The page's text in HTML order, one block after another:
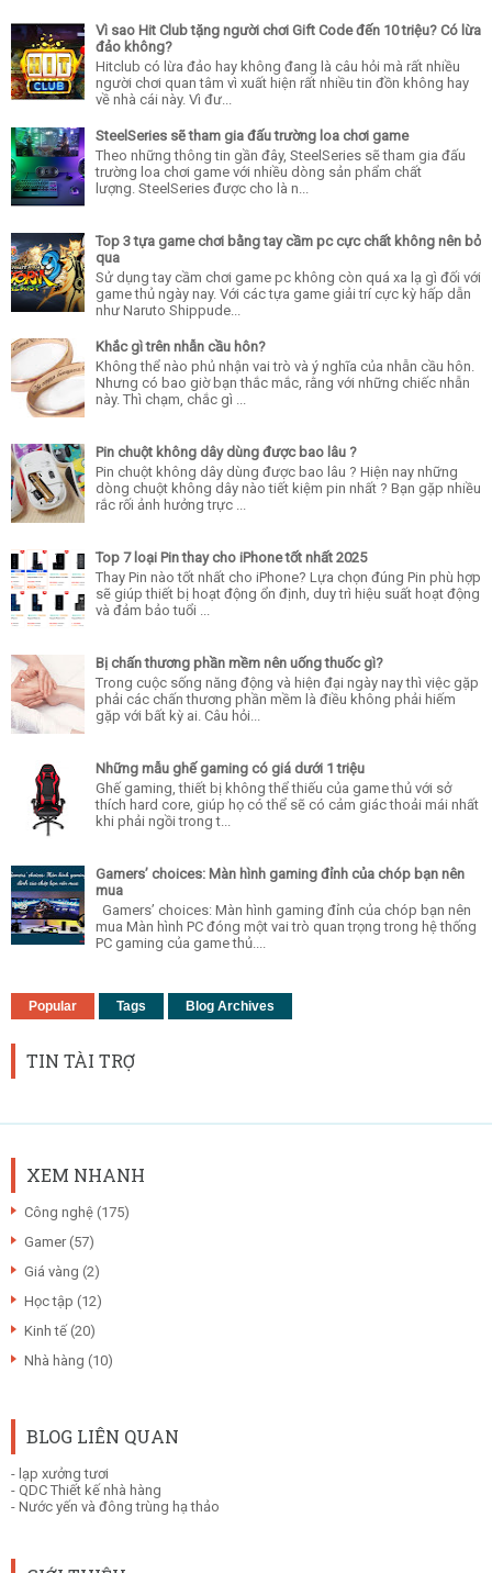
Vì sao Hit Club tặng người chơi Gift Code đến 10 triệu? Có lừa
đảo không?
Hitclub có lừa đảo hay không đang là câu hỏi mà rất nhiều
người chơi quan tâm vì xuất hiện rất nhiều tin đồn không hay
về nhà cái này. Vì đư...
SteelSeries sẽ tham gia đấu trường loa chơi game
Theo những thông tin gần đây, SteelSeries sẽ tham gia đấu
trường loa chơi game với nhiều dòng sản phẩm chất
lượng. SteelSeries được cho là n...
Top 3 tựa game chơi bằng tay cầm pc cực chất không nên bỏ
qua
Sử dụng tay cầm chơi game pc không còn quá xa lạ gì đối với
game thủ ngày nay. Với các tựa game giải trí cực kỳ hấp dẫn
như Naruto Shippude...
Khắc gì trên nhẫn cầu hôn?
Không thể nào phủ nhận vai trò và ý nghĩa của nhẫn cầu hôn.
Nhưng có bao giờ bạn thắc mắc, rằng với những chiếc nhẫn
này. Thì chạm, chắc gì ...
Pin chuột không dây dùng được bao lâu ?
Pin chuột không dây dùng được bao lâu ? Hiện nay những
dòng chuột không dây nào tiết kiệm pin nhất ? Bạn gặp nhiều
rắc rối ảnh hưởng trực ...
Top 7 loại Pin thay cho iPhone tốt nhất 2025
Thay Pin nào tốt nhất cho iPhone? Lựa chọn đúng Pin phù hợp
sẽ giúp thiết bị hoạt động ổn định, duy trì hiệu suất hoạt động
và đảm bảo tuổi ...
Bị chấn thương phần mềm nên uống thuốc gì?
Trong cuộc sống năng động và hiện đại ngày nay thì việc gặp
phải các chấn thương phần mềm là điều không phải hiếm
gặp với bất kỳ ai. Câu hỏi...
Những mẫu ghế gaming có giá dưới 1 triệu
Ghế gaming, thiết bị không thể thiếu của game thủ với sở
thích hard core, giúp họ có thể sẽ có cảm giác thoải mái nhất
khi phải ngồi trong t...
Gamers’ choices: Màn hình gaming đỉnh của chóp bạn nên
mua
Gamers’ choices: Màn hình gaming đỉnh của chóp bạn nên
mua Màn hình PC đóng một vai trò quan trọng trong hệ thống
PC gaming của game thủ....
Popular Tags Blog Archives
TIN TÀI TRỢ
XEM NHANH
Công nghệ (175)
Gamer (57)
Giá vàng (2)
Học tập (12)
Kinh tế (20)
Nhà hàng (10)
BLOG LIÊN QUAN
- lạp xưởng tươi
- QDC Thiết kế nhà hàng
- Nước yến và đông trùng hạ thảo